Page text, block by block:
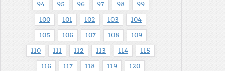
94 95 96 97 98 99
100 101 102 103 104
105 106 107 108 109
110 111 112 113 114 115
116 117 118 119 120